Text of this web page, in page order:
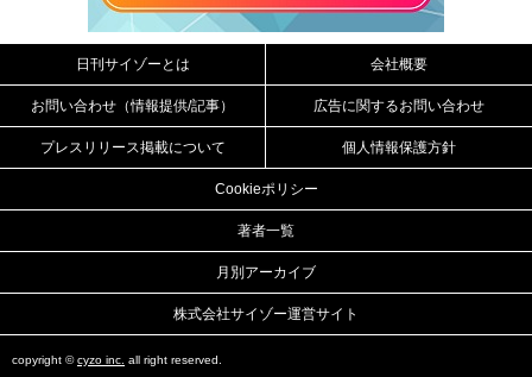
日刊サイゾーとは 会社概要
お問い合わせ（情報提供/記事） 広告に関するお問い合わせ
プレスリリース掲載について 個人情報保護方針
Cookieポリシー
著者一覧
月別アーカイブ
株式会社サイゾー運営サイト
copyright ©cyzo inc. all right reserved.